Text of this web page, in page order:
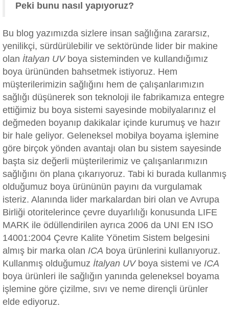
Peki bunu nasıl yapıyoruz?
Bu blog yazımızda sizlere insan sağlığına zararsız,
yenilikçi, sürdürülebilir ve sektöründe lider bir makine
olan İtalyan UVboya sisteminden ve kullandığımız
boya ürününden bahsetmek istiyoruz. Hem
müşterilerimizin sağlığını hem de çalışanlarımızın
sağlığı düşünerek son teknoloji ile fabrikamıza entegre
ettiğimiz bu boya sistemi sayesinde mobilyalarınız el
değmeden boyanıp dakikalar içinde kurumuş ve hazır
bir hale geliyor. Geleneksel mobilya boyama işlemine
göre birçok yönden avantajı olan bu sistem sayesinde
başta siz değerli müşterilerimiz ve çalışanlarımızın
sağlığını ön plana çıkarıyoruz. Tabi ki burada kullanmış
olduğumuz boya ürününün payını da vurgulamak
isteriz. Alanında lider markalardan biri olan ve Avrupa
Birliği otoritelerince çevre duyarlılığı konusunda LIFE
MARK ile ödüllendirilen ayrıca 2006 da UNI EN ISO
14001:2004 Çevre Kalite Yönetim Sistem belgesini
almış bir marka olan ICA boya ürünlerini kullanıyoruz.
Kullanmış olduğumuz İtalyan UVboya sistemi ve ICA
boya ürünleri ile sağlığın yanında geleneksel boyama
işlemine göre çizilme, sıvı ve neme dirençli ürünler
elde ediyoruz.